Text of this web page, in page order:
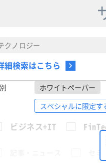
細検索はこちら
ホワイトペーパー
スペシャルに限定す
ビジネス+IT